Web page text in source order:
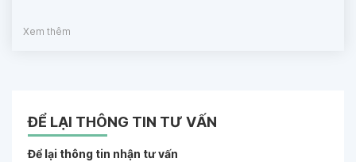
Xem thêm
ĐỂ LẠI THÔNG TIN TƯ VẤN
Để lại thông tin nhận tư vấn